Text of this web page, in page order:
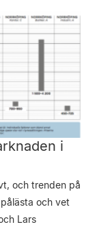
i
och trenden på
och vet
Lars